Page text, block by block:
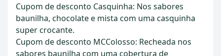
Cupom de desconto Casquinha: Nos sabores
baunilha, chocolate e mista com uma casquinha
super crocante.
Cupom de desconto MCColosso: Recheada nos
sabores baunilha com uma cobertura de